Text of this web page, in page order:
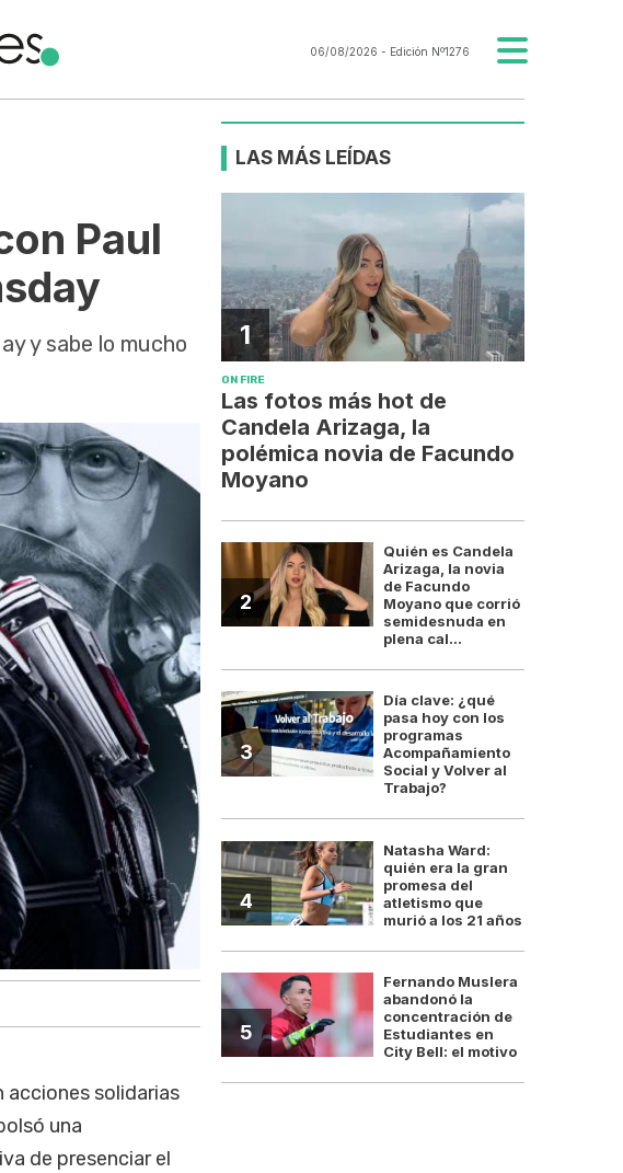
06/08/2026 - Edición Nº1276
Paul
y sabe lo mucho
acciones solidarias
una
de presenciar el
LAS MÁS LEÍDAS
1
ON FIRE
Las fotos más hot de
Candela Arizaga, la
polémica novia de Facundo
Moyano
2
Quién es Candela
Arizaga, la novia
de Facundo
Moyano que corrió
semidesnuda en
plena cal...
3
Día clave: ¿qué
pasa hoy con los
programas
Acompañamiento
Social y Volver al
Trabajo?
4
Natasha Ward:
quién era la gran
promesa del
atletismo que
murió a los 21 años
5
Fernando Muslera
abandonó la
concentración de
Estudiantes en
City Bell: el motivo